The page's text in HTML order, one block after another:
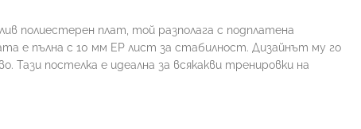
полиестерен плат, той разполага с подплатена
е пълна с 10 мм EP лист за стабилност. Дизайнът му го
Тази постелка е идеална за всякакви тренировки на